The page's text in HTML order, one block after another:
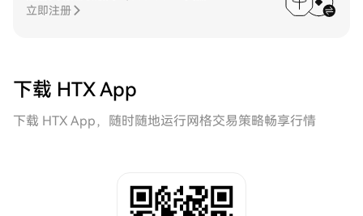
立即注册
下载 HTX App
下载 HTX App，随时随地运行网格交易策略畅享行情